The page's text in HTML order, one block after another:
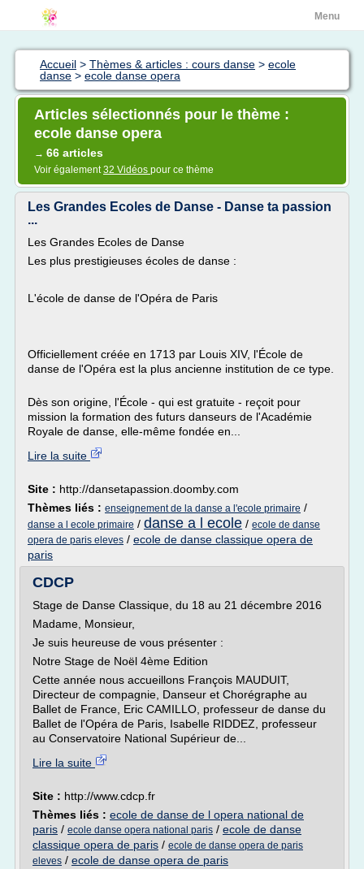
Menu
Accueil > Thèmes & articles : cours danse > ecole
danse > ecole danse opera
Articles sélectionnés pour le thème :
ecole danse opera
→ 66 articles
Voir également32 Vidéos pour ce thème
Les Grandes Ecoles de Danse - Danse ta passion
...
Les Grandes Ecoles de Danse
Les plus prestigieuses écoles de danse :
L'école de danse de l'Opéra de Paris
Officiellement créée en 1713 par Louis XIV, l'École de
danse de l'Opéra est la plus ancienne institution de ce type.
Dès son origine, l'École - qui est gratuite - reçoit pour
mission la formation des futurs danseurs de l'Académie
Royale de danse, elle-même fondée en...
Lire la suite
Site : http://dansetapassion.doomby.com
Thèmes liés : enseignement de la danse a l'ecole primaire /
danse a l ecole primaire / danse a l ecole / ecole de danse
opera de paris eleves / ecole de danse classique opera de
paris
CDCP
Stage de Danse Classique, du 18 au 21 décembre 2016
Madame, Monsieur,
Je suis heureuse de vous présenter :
Notre Stage de Noël 4ème Edition
Cette année nous accueillons François MAUDUIT,
Directeur de compagnie, Danseur et Chorégraphe au
Ballet de France, Eric CAMILLO, professeur de danse du
Ballet de l'Opéra de Paris, Isabelle RIDDEZ, professeur
au Conservatoire National Supérieur de...
Lire la suite
Site : http://www.cdcp.fr
Thèmes liés : ecole de danse de l opera national de
paris / ecole danse opera national paris / ecole de danse
classique opera de paris / ecole de danse opera de paris
eleves / ecole de danse opera de paris